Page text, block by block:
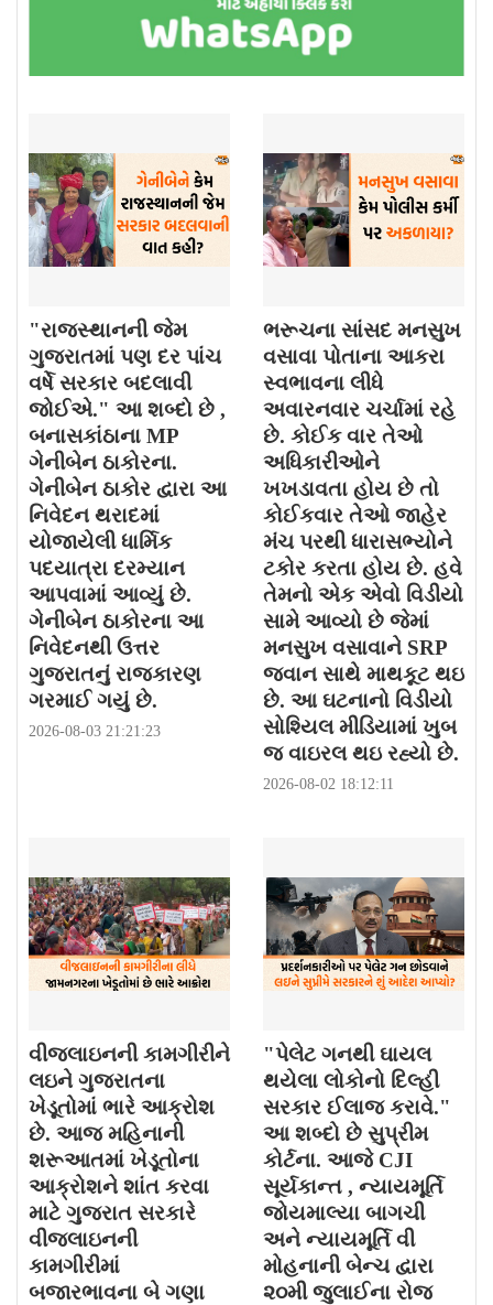
"રાજસ્થાનની જેમ
ગુજરાતમાં પણ દર પાંચ
વર્ષે સરકાર બદલાવી
જોઈએ." આ શબ્દો છે ,
બનાસકાંઠાના MP
ગેનીબેન ઠાકોરના.
ગેનીબેન ઠાકોર દ્વારા આ
નિવેદન થરાદમાં
યોજાયેલી ધાર્મિક
પદયાત્રા દરમ્યાન
આપવામાં આવ્યું છે.
ગેનીબેન ઠાકોરના આ
નિવેદનથી ઉત્તર
ગુજરાતનું રાજકારણ
ગરમાઈ ગયું છે.
2026-08-03 21:21:23
ભરૂચના સાંસદ મનસુખ
વસાવા પોતાના આકરા
સ્વભાવના લીધે
અવારનવાર ચર્ચામાં રહે
છે. કોઈક વાર તેઓ
અધિકારીઓને
ખખડાવતા હોય છે તો
કોઈકવાર તેઓ જાહેર
મંચ પરથી ધારાસભ્યોને
ટકોર કરતા હોય છે. હવે
તેમનો એક એવો વિડીયો
સામે આવ્યો છે જેમાં
મનસુખ વસાવાને SRP
જવાન સાથે માથકૂટ થઇ
છે. આ ઘટનાનો વિડીયો
સોશ્યિલ મીડિયામાં ખુબ
જ વાઇરલ થઇ રહ્યો છે.
2026-08-02 18:12:11
વીજલાઇનની કામગીરીને
લઇને ગુજરાતના
ખેડૂતોમાં ભારે આક્રોશ
છે. આજ મહિનાની
શરૂઆતમાં ખેડૂતોના
આક્રોશને શાંત કરવા
માટે ગુજરાત સરકારે
વીજલાઇનની
કામગીરીમાં
બજારભાવના બે ગણા
"પેલેટ ગનથી ઘાયલ
થયેલા લોકોનો દિલ્હી
સરકાર ઈલાજ કરાવે."
આ શબ્દો છે સુપ્રીમ
કોર્ટના. આજે CJI
સૂર્યકાન્ત , ન્યાયમૂર્તિ
જોયમાલ્યા બાગચી
અને ન્યાયમૂર્તિ વી
મોહનાની બેન્ચ દ્વારા
૨૦મી જુલાઈના રોજ